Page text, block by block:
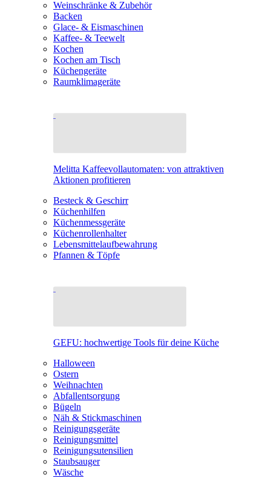
Weinschränke & Zubehör
Backen
Glace- & Eismaschinen
Kaffee- & Teewelt
Kochen
Kochen am Tisch
Küchengeräte
Raumklimageräte
Melitta Kaffeevollautomaten: von attraktiven
Aktionen profitieren
Besteck & Geschirr
Küchenhilfen
Küchenmessgeräte
Küchenrollenhalter
Lebensmittelaufbewahrung
Pfannen & Töpfe
GEFU: hochwertige Tools für deine Küche
Halloween
Ostern
Weihnachten
Abfallentsorgung
Bügeln
Näh & Stickmaschinen
Reinigungsgeräte
Reinigungsmittel
Reinigungsutensilien
Staubsauger
Wäsche